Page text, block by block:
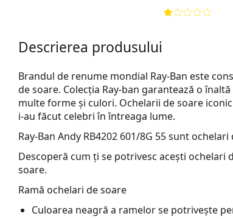
Descrierea produsului
Brandul de renume mondial Ray-Ban este
de soare. Colecția Ray-ban garantează o
multe forme și culori. Ochelarii de soare
i-au făcut celebri în întreaga lume.
Ray-Ban Andy RB4202 601/8G 55sunt ochelari
Descoperă cum ți se potrivesc acești
soare.
Ramă ochelari de soare
Culoarea neagră a ramelor se potrivește